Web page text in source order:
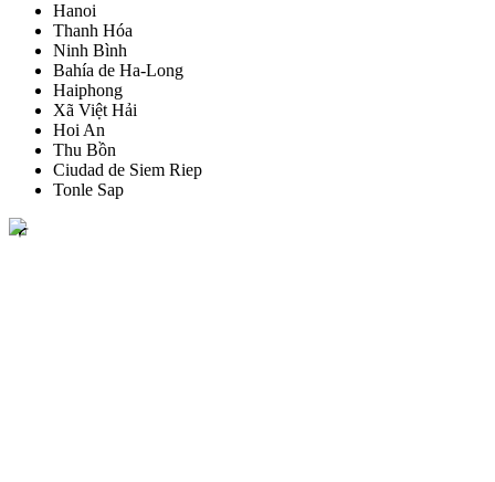
Hanoi
Thanh Hóa
Ninh Bình
Bahía de Ha-Long
Haiphong
Xã Việt Hải
Hoi An
Thu Bồn
Ciudad de Siem Riep
Tonle Sap